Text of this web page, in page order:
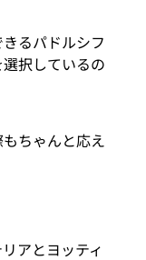
るパドルシフ
択しているの
ちゃんと応え
アとヨッティ